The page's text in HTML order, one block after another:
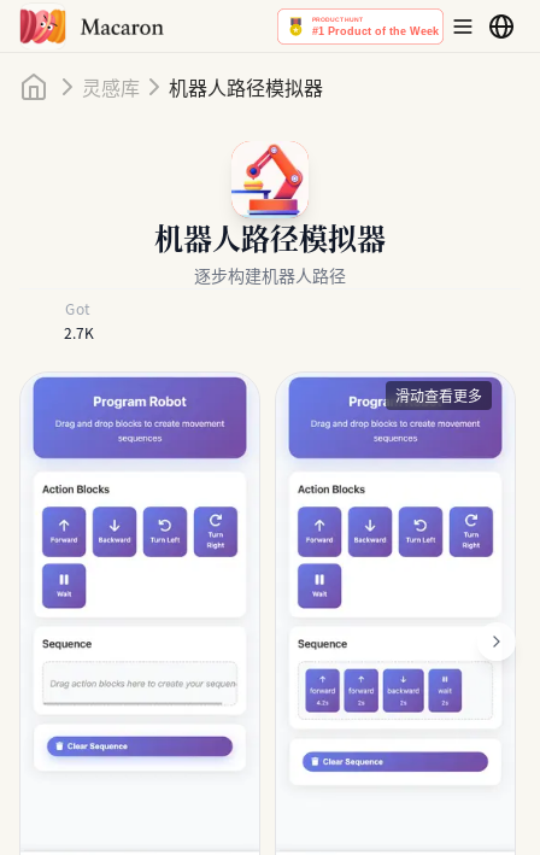
首页灵感库 机器人路径模拟器
机器人路径模拟器
逐步构建机器人路径
Got
2.7K
滑动查看更多